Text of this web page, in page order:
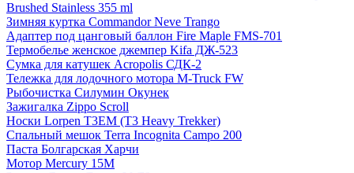
Brushed Stainless 355 ml
Зимняя куртка Commandor Neve Trango
Адаптер под цанговый баллон Fire Maple FMS-701
Термобелье женское джемпер Kifa ДЖ-523
Сумка для катушек Acropolis СДК-2
Тележка для лодочного мотора M-Truck FW
Рыбочистка Силумин Окунек
Зажигалка Zippo Scroll
Носки Lorpen T3EM (T3 Heavy Trekker)
Спальный мешок Terra Incognita Campo 200
Паста Болгарская Харчи
Мотор Mercury 15M